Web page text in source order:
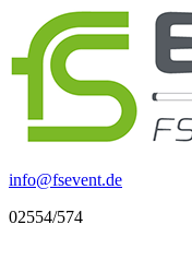
info@fsevent.de
02554/574